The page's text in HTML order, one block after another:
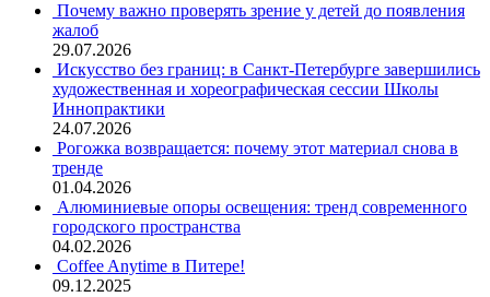
Почему важно проверять зрение у детей до появления
жалоб
29.07.2026
Искусство без границ: в Санкт-Петербурге завершились
художественная и хореографическая сессии Школы
Иннопрактики
24.07.2026
Рогожка возвращается: почему этот материал снова в
тренде
01.04.2026
Алюминиевые опоры освещения: тренд современного
городского пространства
04.02.2026
Coffee Anytime в Питере!
09.12.2025